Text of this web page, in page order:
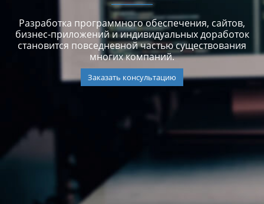
Разработка программного обеспечения, сайтов,
бизнес-приложений и индивидуальных доработок
становится повседневной частью существования
многих компаний.
Заказать консультацию